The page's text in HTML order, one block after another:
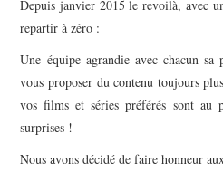
CONTACT
Depuis janvier 2015 le revoilà, avec
repartir à zéro :
Une équipe agrandie avec chacun sa
vous proposer du contenu toujours
vos films et séries préférés sont au
surprises !
Nous avons décidé de faire honneur